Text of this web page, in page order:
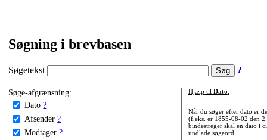
Søgning i brevbasen
Søgetekst ?
Søge-afgrænsning:
Dato ?
Afsender ?
Modtager ?
Hjælp til Dato:
Når du søger efter dato er
(f.eks. er 1855-08-02 den
bindestreger skal en dato i
undlade søgeord.